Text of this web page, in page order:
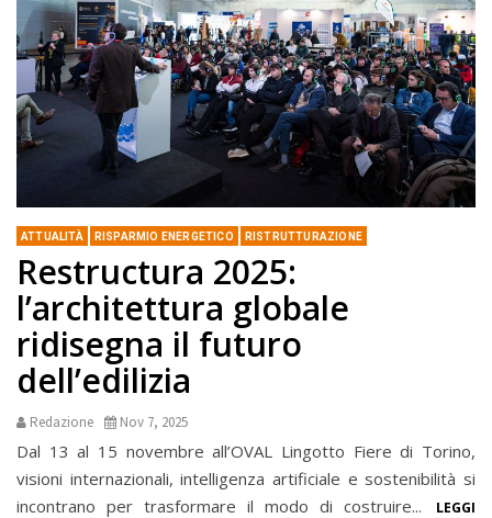
ATTUALITÀ RISPARMIO ENERGETICO RISTRUTTURAZIONE
Restructura 2025:
l’architettura globale
ridisegna il futuro
dell’edilizia
Redazione Nov 7, 2025
Dal 13 al 15 novembre all’OVAL Lingotto Fiere di Torino,
visioni internazionali, intelligenza artificiale e sostenibilità si
incontrano per trasformare il modo di costruire...
LEGGI